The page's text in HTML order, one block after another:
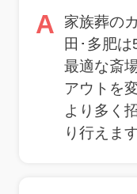
A
家族葬の
田･多肥
最適な斎
アウトを
より多く
り行えます